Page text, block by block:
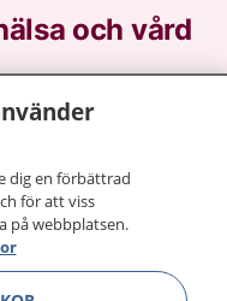
och vård
du kan kontakta.
göra dina
1177 för
dig en förbättrad
för att viss
på webbplatsen.